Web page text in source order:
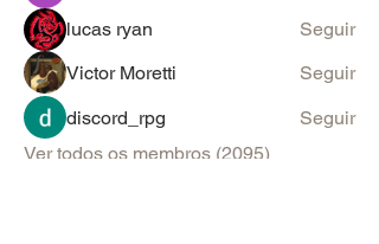
lucas ryan
Seguir
Victor Moretti
Seguir
discord_rpg
Seguir
Ver todos os membros (2095)